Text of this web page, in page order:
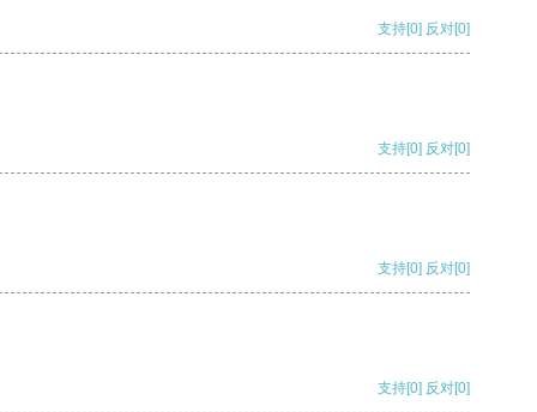
支持[0] 反对[0]
支持[0] 反对[0]
支持[0] 反对[0]
支持[0] 反对[0]